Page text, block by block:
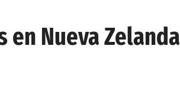
en Nueva Zelanda